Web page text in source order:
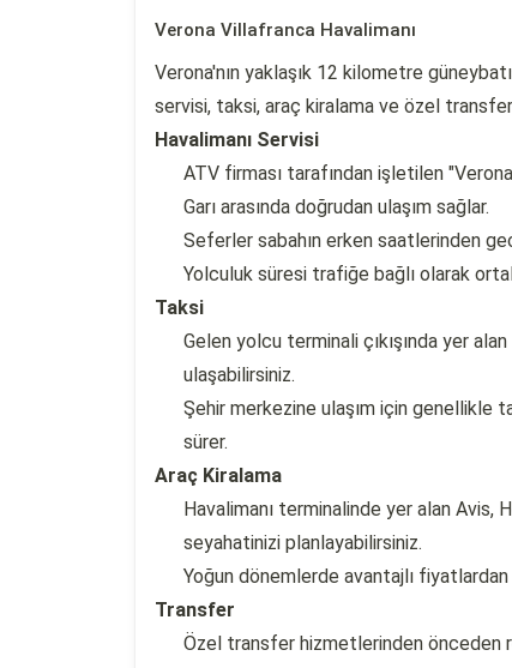
Verona Villafranca Havalimanı
Verona'nın yaklaşık 12 kilometre
servisi, taksi, araç kiralama ve özel
Havalimanı Servisi
ATV firması tarafından işletilen
Garı arasında doğrudan ulaşım sağlar.
Seferler sabahın erken saatlerinden
Yolculuk süresi trafiğe bağlı olarak
Taksi
Gelen yolcu terminali çıkışında yer
ulaşabilirsiniz.
Şehir merkezine ulaşım için genellikle
sürer.
Araç Kiralama
Havalimanı terminalinde yer alan
seyahatinizi planlayabilirsiniz.
Yoğun dönemlerde avantajlı
Transfer
Özel transfer hizmetlerinden önceden